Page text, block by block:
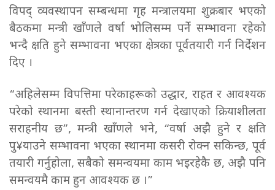
विपद् व्यवस्थापन सम्बन्धमा गृह मन्त्रालयमा शुक्रबार भएको
बैठकमा मन्त्री खाँणले वर्षा भोलिसम्म पर्ने सम्भावना रहेको
भन्दै क्षति हुने सम्भावना भएका क्षेत्रका पूर्वतयारी गर्न निर्देशन
दिए ।
“अहिलेसम्म विपत्तिमा परेकाहरूको उद्धार, राहत र आवश्यक
परेको स्थानमा बस्ती स्थानान्तरण गर्न देखाएको क्रियाशीलता
सराहनीय छ”, मन्त्री खाँणले भने, “वर्षा अझै हुने र क्षति
पु¥याउने सम्भावना भएका स्थानमा कसरी रोक्न सकिन्छ, पूर्व
तयारी गर्नुहोला, सबैको समन्वयमा काम भइरहेकै छ, अझै पनि
समन्वयमै काम हुन आवश्यक छ ।”